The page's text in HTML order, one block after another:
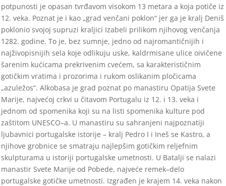
potpunosti je opasan tvrđavom visokom 13 metara a koja potiče iz
12. veka. Poznat je i kao „grad venčani poklon“ jer ga je kralj Deniš
poklonio svojoj supruzi kraljici Izabeli prilikom njihovog venčanja
1282. godine. To je, bez sumnje, jedno od najromantičnijih i
najživopisnijih sela koje odlikuju uske, kaldrmisane ulice oivičene
šarenim kućicama prekrivenim cvećem, sa karakterističnim
gotičkim vratima i prozorima i rukom oslikanim pločicama
„azuležos“. Alkobasa je grad poznat po manastiru Opatija Svete
Marije, najvećoj crkvi u čitavom Portugalu iz 12. i 13. veka i
jednom od spomenika koji su na listi spomenika kulture pod
zaštitom UNESCO–a. U manastiru su sahranjeni najpoznatiji
ljubavnici portugalske istorije – kralj Pedro I i Ineš se Kastro, a
njihove grobnice se smatraju najlepšim gotičkim reljefnim
skulpturama u istoriji portugalske umetnosti. U Batalji se nalazi
manastir Svete Marije od Pobede, najveće remek–delo
portugalske gotičke umetnosti. Izgrađen je krajem 14. veka nakon